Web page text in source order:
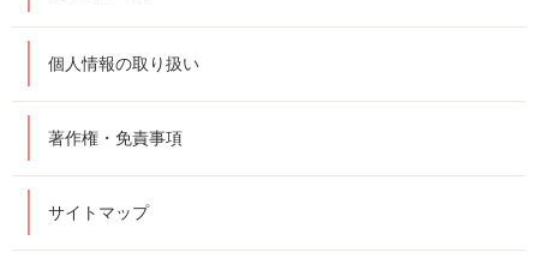
個人情報の取り扱い
著作権・免責事項
サイトマップ